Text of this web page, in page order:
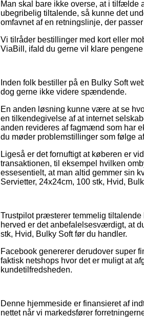
Man skal bare ikke overse, at i tilfælde
ubegribelig tiltalende, så kunne det
omfavnet af en retningslinje, der
Vi tilråder bestillinger med kort eller
ViaBill, ifald du gerne vil klare
Inden folk bestiller på en Bulky Soft
dog gerne ikke videre spændende.
En anden løsning kunne være at se
en tilkendegivelse af at internet
anden revideres af fagmænd som har
du møder problemstillinger som følge
Ligeså er det fornuftigt at køberen er
transaktionen, til eksempel hvilken
essesentielt, at man altid gemmer sin
Servietter, 24x24cm, 100 stk, Hvid,
Trustpilot præsterer temmelig
herved er det anbefalelsesværdigt, at
stk, Hvid, Bulky Soft før du handler.
Facebook genererer derudover super
faktisk netshops hvor det er muligt at
kundetilfredsheden.
Denne hjemmeside er finansieret af
nettet når vi markedsfører